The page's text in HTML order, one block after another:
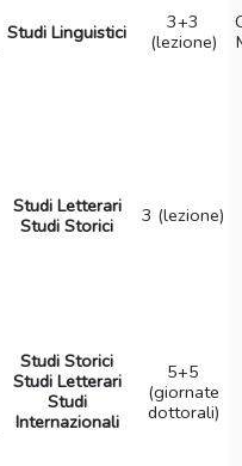
Studi Linguistici
3+3
(lezione)
Studi Letterari
Studi Storici
3 (lezione)
Studi Storici
Studi Letterari
Studi
Internazionali
5+5
(giornate
dottorali)